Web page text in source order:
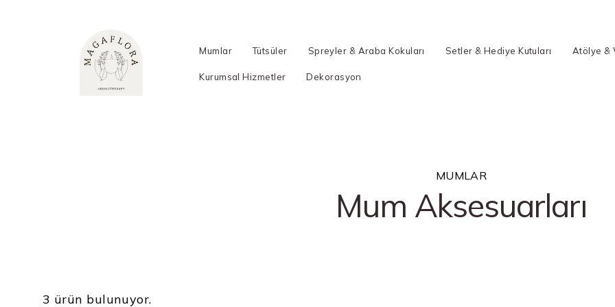
Mumlar Tütsüler Spreyler & Araba Kokuları Setler & Hediye Kutuları Atölye &
Kurumsal Hizmetler Dekorasyon
MUMLAR
Mum Aksesuarları
3 ürün bulunuyor.